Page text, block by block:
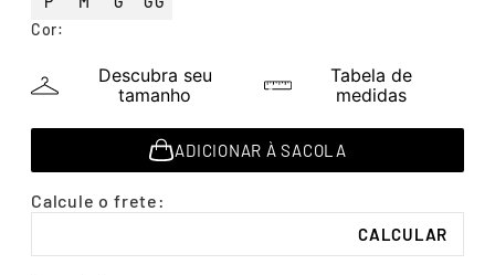
Cor:
Descubra seu
tamanho
Tabela de
medidas
ADICIONAR À SACOLA
º
sutiã
10º meia masculina